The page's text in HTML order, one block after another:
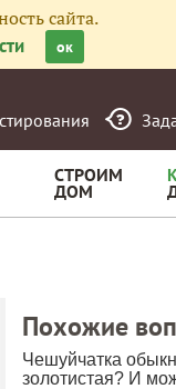
сайта.
ок
СТРОИМ
ДОМ
Похожие
Чешуйчатка
золотистая? И